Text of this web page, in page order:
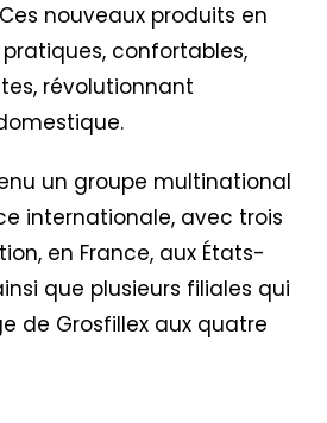
nouveaux produits en
confortables,
révolutionnant
un groupe multinational
internationale, avec trois
en France, aux États-
que plusieurs filiales qui
de Grosfillex aux quatre